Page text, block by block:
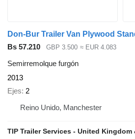
Don-Bur Trailer Van Plywood
Bs 57.210
GBP 3.500 ≈ EUR 4.083
Semirremolque furgón
2013
Ejes 2
Reino Unido, Manchester
TIP Trailer Services - United Kingdom